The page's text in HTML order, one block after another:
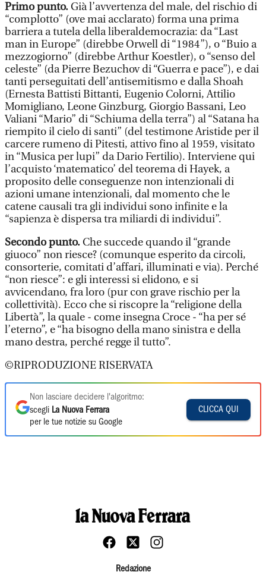
Primo punto.Già l’avvertenza del male, del rischio di
“complotto” (ove mai acclarato) forma una prima
barriera a tutela della liberaldemocrazia: da “Last
man in Europe” (direbbe Orwell di “1984”), o “Buio a
mezzogiorno” (direbbe Arthur Koestler), o “senso del
celeste” (da Pierre Bezuchov di “Guerra e pace”), e dai
tanti perseguitati dell’antisemitismo e dalla Shoah
(Ernesta Battisti Bittanti, Eugenio Colorni, Attilio
Momigliano, Leone Ginzburg, Giorgio Bassani, Leo
Valiani “Mario” di “Schiuma della terra”) al “Satana ha
riempito il cielo di santi” (del testimone Aristide per il
carcere rumeno di Pitesti, attivo fino al 1959, visitato
in “Musica per lupi” da Dario Fertilio). Interviene qui
l’acquisto ‘matematico’ del teorema di Hayek, a
proposito delle conseguenze non intenzionali di
azioni umane intenzionali, dal momento che le
catene causali tra gli individui sono infinite e la
“sapienza è dispersa tra miliardi di individui”.
Secondo punto. Che succede quando il “grande
giuoco” non riesce? (comunque esperito da circoli,
consorterie, comitati d’affari, illuminati e via). Perché
“non riesce”: e gli interessi si elidono, e si
avvicendano, fra loro (pur con grave rischio per la
collettività). Ecco che si riscopre la “religione della
Libertà”, la quale - come insegna Croce - “ha per sé
l’eterno”, e “ha bisogno della mano sinistra e della
mano destra, perché regge il tutto”.
©RIPRODUZIONE RISERVATA
Non lasciare decidere l'algoritmo:
scegli La Nuova Ferrara
per le tue notizie su Google
CLICCA QUI
Redazione